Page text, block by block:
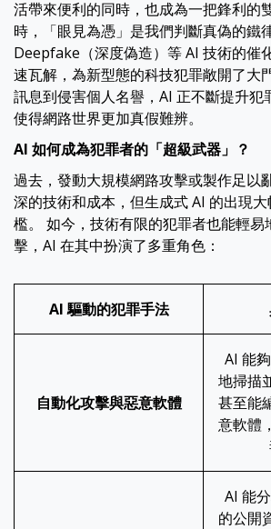
活帶來便利的同時，也成為一把鋒利的
時，「眼見為憑」是我們判斷真偽的鐵
Deepfake（深度偽造）等 AI 技術的催
速瓦解，為新型態的科技犯罪敞開了大
訊息到侵害個人名譽，AI 正不斷提升犯
使得網路世界更加真假難辨。
AI 如何成為犯罪者的「超級武器」？
過去，發動大規模網路攻擊或製作足以
深的技術和成本，但生成式 AI 的出現
檻。 如今，技術有限的犯罪者也能輕易
擊，AI 在其中扮演了多重角色：
AI 驅動的犯罪手法
自動化攻擊與惡意軟體
AI 能
地掃描
甚至能
意軟體
AI 能
的公開